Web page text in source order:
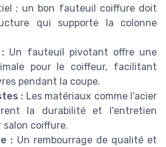
; un bon fauteuil coiffure doit
qui supporte la colonne
Un fauteuil pivotant offre une
pour le coiffeur, facilitant
pendant la coupe.
: Les matériaux comme l'acier
la durabilité et l'entretien
salon coiffure.
: Un rembourrage de qualité et